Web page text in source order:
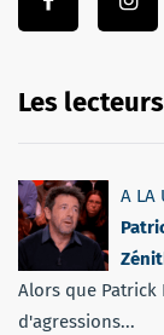
Les
A LA
Alors que
d'agressions...